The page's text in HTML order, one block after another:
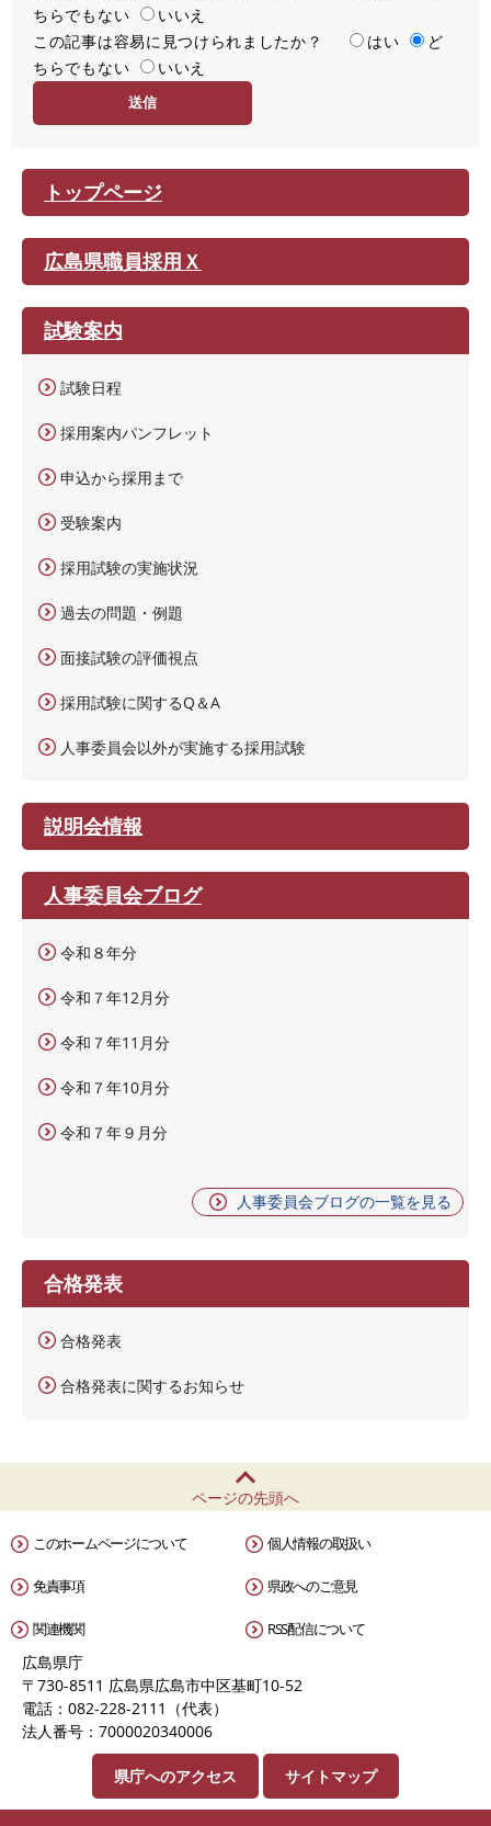
足
度
ちらでもない
いいえ
容
易
この記事は容易に見つけられましたか？ はい
ど
ちらでもない
いいえ
トップページ
広島県職員採用Ｘ
試験案内
試験日程
採用案内パンフレット
申込から採用まで
受験案内
採用試験の実施状況
過去の問題・例題
面接試験の評価視点
採用試験に関するQ＆A
人事委員会以外が実施する採用試験
説明会情報
人事委員会ブログ
令和８年分
令和７年12月分
令和７年11月分
令和７年10月分
令和７年９月分
人事委員会ブログの一覧を見る
合格発表
合格発表
合格発表に関するお知らせ
ページの先頭へ
このホームページについて 個人情報の取扱い
免責事項 県政へのご意見
関連機関 RSS配信について
広島県庁
〒730-8511 広島県広島市中区基町10-52
電話：082-228-2111（代表）
法人番号：7000020340006
県庁へのアクセス サイトマップ